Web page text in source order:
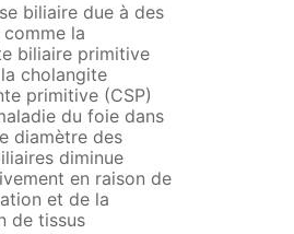
biliaire due à des
la
biliaire primitive
cholangite
primitive (CSP)
du foie dans
diamètre des
diminue
en raison de
et de la
de tissus